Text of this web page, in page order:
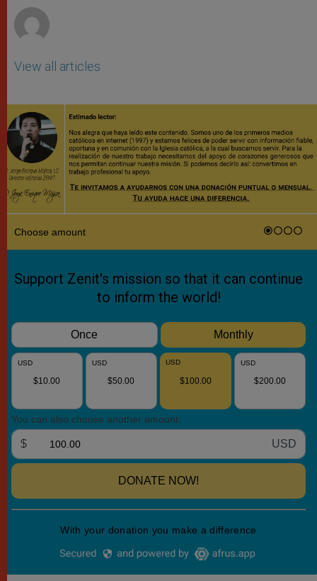
View all articles